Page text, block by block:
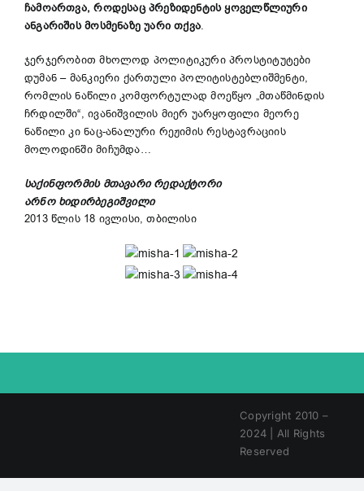
ჩამოართვა, როდესაც პრეზიდენტის ყოველწლიური
ანგარიშის მოსმენაზე უარი თქვა.
ჯერჯერობით მხოლოდ პოლიტიკური პროსტიტუტები
დუმან – მანკიერი ქართული პოლიტისტებლიშმენტი,
რომლის ნაწილი კომფორტულად მოეწყო „მთაწმინდის
ჩრდილში“, ივანიშვილის მიერ უარყოფილი მეორე
ნაწილი კი ნაც-ანალური რეჟიმის რესტავრაციის
მოლოდინში მიჩუმდა…
საქინფორმის მთავარი რედაქტორი
არნო ხიდირბეგიშვილი
2013 წლის 18 ივლისი, თბილისი
Copyright 2010 –
2024 | All Rights
Reserved